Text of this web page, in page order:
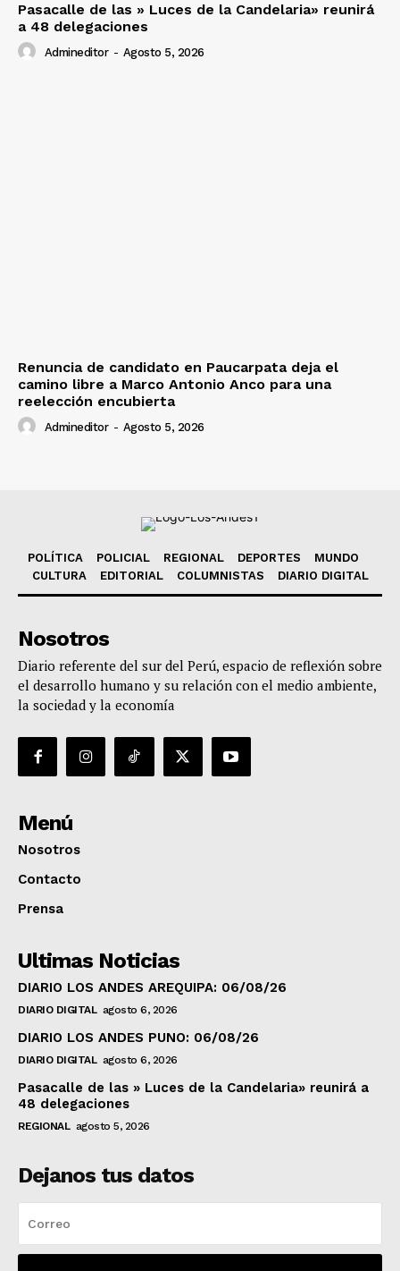
Pasacalle de las » Luces de la Candelaria» reunirá
a 48 delegaciones
Admineditor - Agosto 5, 2026
Renuncia de candidato en Paucarpata deja el
camino libre a Marco Antonio Anco para una
reelección encubierta
Admineditor - Agosto 5, 2026
POLÍTICA POLICIAL REGIONAL DEPORTES
MUNDO
CULTURA
EDITORIAL COLUMNISTAS DIARIO DIGITAL
Nosotros
Diario referente del sur del Perú, espacio de reflexión sobre
el desarrollo humano y su relación con el medio ambiente,
la sociedad y la economía
Menú
Nosotros
Contacto
Prensa
Ultimas Noticias
DIARIO LOS ANDES AREQUIPA: 06/08/26
DIARIO DIGITAL agosto 6, 2026
DIARIO LOS ANDES PUNO: 06/08/26
DIARIO DIGITAL agosto 6, 2026
Pasacalle de las » Luces de la Candelaria» reunirá a
48 delegaciones
REGIONAL agosto 5, 2026
Dejanos tus datos